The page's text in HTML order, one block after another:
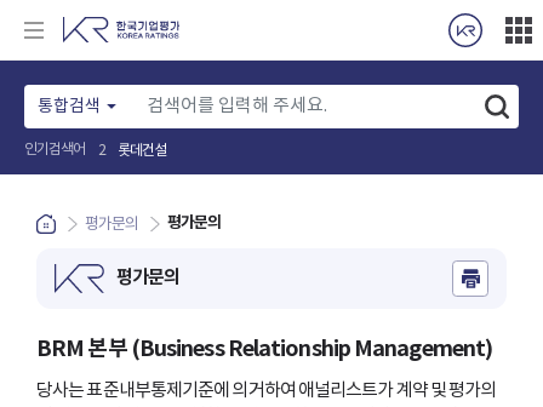
통합검색
인기검색어 2 롯데건설
평가문의 평가문의
평가문의
BRM 본부 (Business Relationship Management)
당사는 표준내부통제기준에 의거하여 애널리스트가 계약 및 평가의